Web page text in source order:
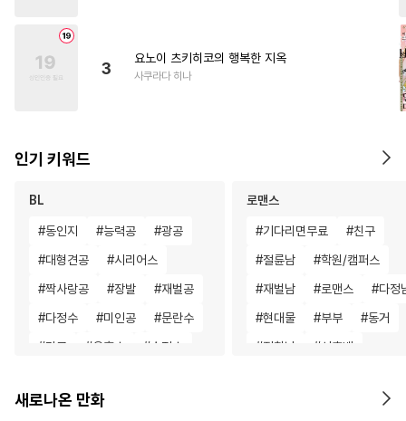
3
요노이 츠키히코의 행복한 지옥
사쿠라다 히나
인기 키워드
BL
#동인지 #능력공 #광공
#대형견공 #시리어스
#짝사랑공 #장발 #재벌공
#다정수 #미인공 #문란수
#강공 #유혹수 # 순정수
#귀염수 #달달물
로맨스
#기다리면무료 #친구
#절륜남 #학원/캠퍼스
#재벌남 #로맨스 #다정
#현대물 #부부 #동거
#집착남 #선후배
짝사
새로나온 만화